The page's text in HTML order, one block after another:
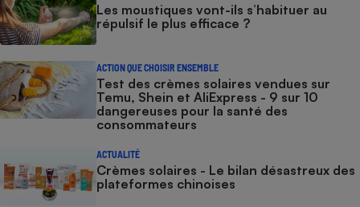
Les moustiques vont-ils s’habituer au
répulsif le plus efficace ?
ACTION QUE CHOISIR ENSEMBLE
Test des crèmes solaires vendues sur
Temu, Shein et AliExpress - 9 sur 10
dangereuses pour la santé des
consommateurs
ACTUALITÉ
Crèmes solaires - Le bilan désastreux des
plateformes chinoises